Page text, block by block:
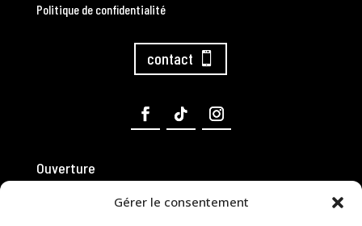
Gérer le consentement
Politique de confidentialité
contact
Ouverture